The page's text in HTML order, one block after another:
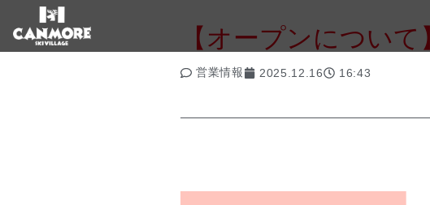
【オープンについ
営業情報 2025.12.16 16:43